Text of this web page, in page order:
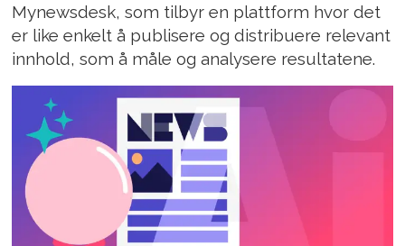
Mynewsdesk, som tilbyr en plattform hvor det
er like enkelt å publisere og distribuere relevant
innhold, som å måle og analysere resultatene.